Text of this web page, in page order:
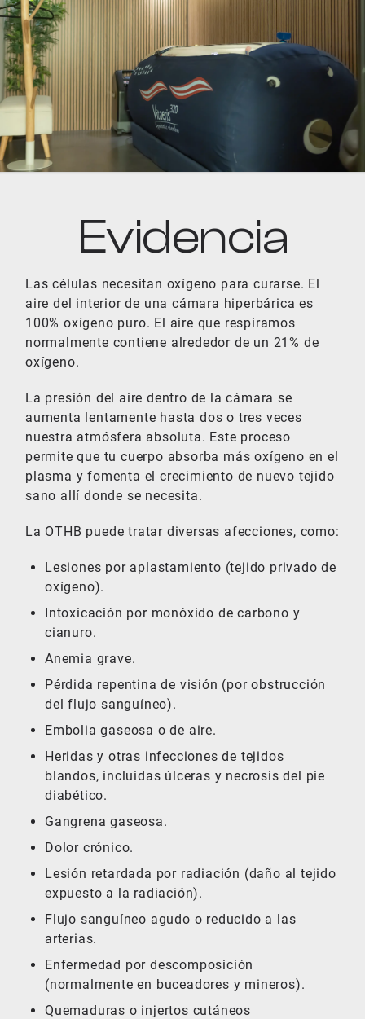
Evidencia
Las células necesitan oxígeno para curarse. El
aire del interior de una cámara hiperbárica es
100% oxígeno puro. El aire que respiramos
normalmente contiene alrededor de un 21% de
oxígeno.
La presión del aire dentro de la cámara se
aumenta lentamente hasta dos o tres veces
nuestra atmósfera absoluta. Este proceso
permite que tu cuerpo absorba más oxígeno en el
plasma y fomenta el crecimiento de nuevo tejido
sano allí donde se necesita.
La OTHB puede tratar diversas afecciones, como:
Lesiones por aplastamiento (tejido privado de
oxígeno).
Intoxicación por monóxido de carbono y
cianuro.
Anemia grave.
Pérdida repentina de visión (por obstrucción
del flujo sanguíneo).
Embolia gaseosa o de aire.
Heridas y otras infecciones de tejidos
blandos, incluidas úlceras y necrosis del pie
diabético.
Gangrena gaseosa.
Dolor crónico.
Lesión retardada por radiación (daño al tejido
expuesto a la radiación).
Flujo sanguíneo agudo o reducido a las
arterias.
Enfermedad por descomposición
(normalmente en buceadores y mineros).
Quemaduras o injertos cutáneos